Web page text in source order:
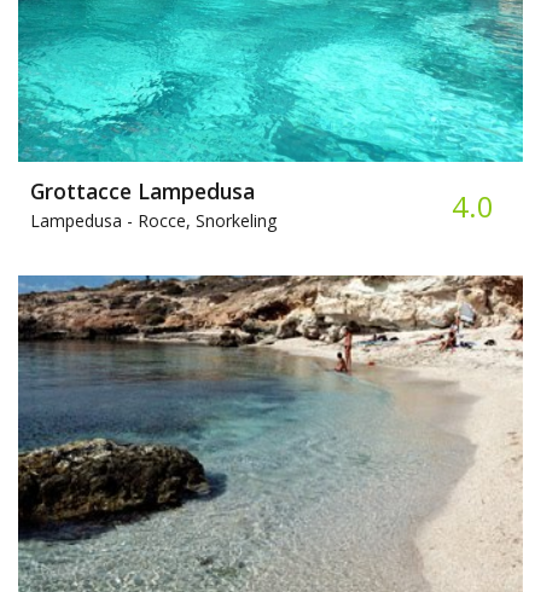
Grottacce Lampedusa
Lampedusa - Rocce, Snorkeling 4.0